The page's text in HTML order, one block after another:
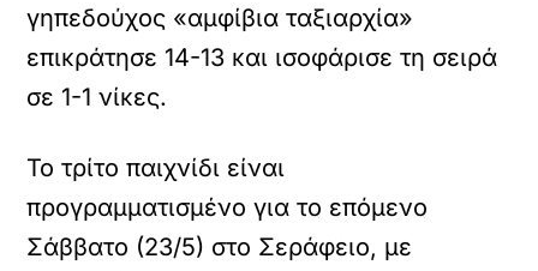
γηπεδούχος «αμφίβια ταξιαρχία»
επικράτησε 14-13 και ισοφάρισε τη σειρά
σε 1-1 νίκες.
Το τρίτο παιχνίδι είναι
προγραμματισμένο για το επόμενο
Σάββατο (23/5) στο Σεράφειο, με